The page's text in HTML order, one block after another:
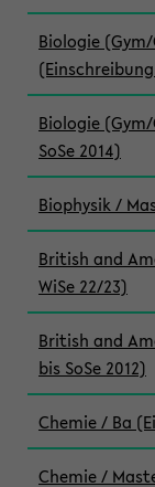
Biologie
Biologie
SoSe 2014)
Biophysik /
British and
WiSe 22/23)
British and
bis SoSe 2012)
Chemie / Ba
Chemie /